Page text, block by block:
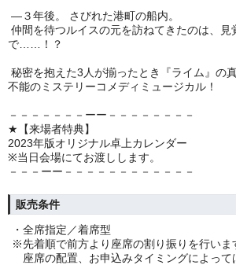
―３年後。 さびれた港町の船内。
仲間を待つルイスの元を訪ねてきたのは、見
で……！？
秘密を抱えた3人が揃ったとき『ライム』の
不能のミステリーコメディミュージカル！
－－－－－－－ーー－－－－－－－－
★【来場者特典】
2023年版オリジナル卓上カレンダー
※当日会場にてお渡しします。
－－－ーー－－－－－－－－－－－－
販売条件
・全席指定／着席型
※先着順で前方より座席の割り振りを行いま
座席の配置、お申込みタイミングによって